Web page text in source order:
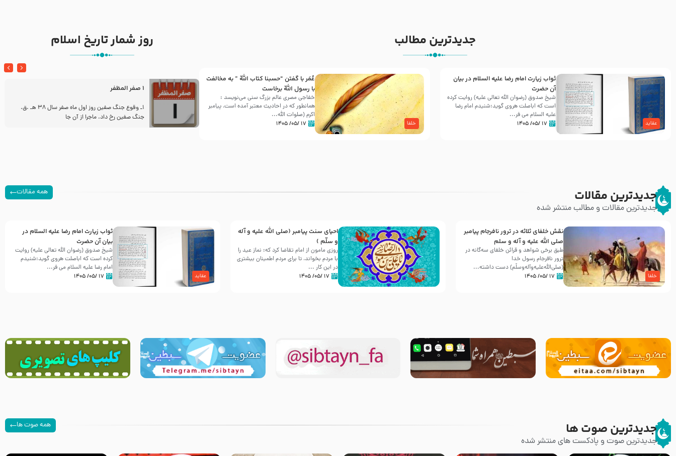
جدیدترین مطالب
عقاید
ثواب زیارت امام رضا علیه السلام در بیان
آن حضرت
شیخ صدوق (رضوان الله تعالی علیه) روایت کرده
است که اباصلت هروی گوید:شنیدم امام رضا
علیه السلام می فر...
۱۷ /۰۵/ ۱۴۰۵ خلفا
عُمَر با گفتن “حسبنا كتاب اللّه ” به مخالفت
با رسول اللّه برخاست
خفاجی مصری عالم بزرگ سنی می‌نویسد :
همانطور که در احادیث معتبر آمده است، پیامبر
اکرم (صلوات اللّه...
۱۷ /۰۵/ ۱۴۰۵
روز شمار تاریخ اسلام
30 صفر المظفر
شهادت حضرت علی بن موسی الرضا (علیه السلام) در روز
آخـر صفر سـال 203 هـ .ق. هشـتمین اختر تابناک امامت
1 صفر المظفر
1ـ وقوع جنگ صفین روز اول ماه صفر سال 38 هـ .ق.
جنگ صفین رخ داد. ماجرا از آن جا
جدیدترین مقالات
جدیدترین مقالات و مطالب منتشر شده
همه مقالات
خلفا
نقش خلفای ثلاثه در ترور نافرجام پیامبر
صلی الله علیه و آله و سلم
طبق برخی شواهد و قرائن خلفای سه‌گانه در
ترور نافرجام رسول خدا
(صلی‌الله‌علیه‌و‌آله‌وسلّم) دست داشته‌...
۱۷ /۰۵/ ۱۴۰۵
احیای سنت پیامبر (صلی الله علیه و آله
و سلّم )
روزی مامون از امام تقاضا کرد که: نماز عید را
با مردم بخواند، تا برای مردم اطمینان بیشتری
در این کار ...
۱۷ /۰۵/ ۱۴۰۵ عقاید
ثواب زیارت امام رضا علیه السلام در
بیان آن حضرت
شیخ صدوق (رضوان الله تعالی علیه) روایت
کرده است که اباصلت هروی گوید:شنیدم
امام رضا علیه السلام می فر...
۱۷ /۰۵/ ۱۴۰۵
جدیدترین صوت ها
جدیدترین صوت و پادکست های منتشر شده
همه صوت ها